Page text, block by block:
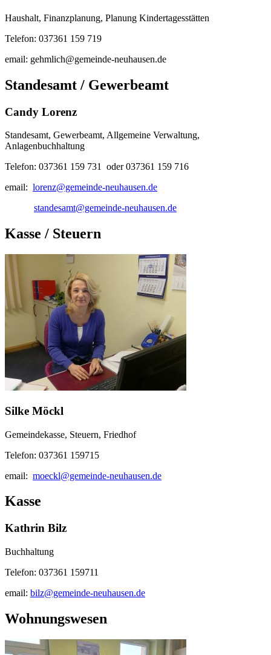
Haushalt, Finanzplanung, Planung Kindertagesstätten
Telefon: 037361 159 719
email: gehmlich@gemeinde-neuhausen.de
Standesamt / Gewerbeamt
Candy Lorenz
Standesamt, Gewerbeamt, Allgemeine Verwaltung,
Anlagenbuchhaltung
Telefon: 037361 159 731 oder 037361 159 716
email: lorenz@gemeinde-neuhausen.de
standesamt@gemeinde-neuhausen.de
Kasse / Steuern
Silke Möckl
Gemeindekasse, Steuern, Friedhof
Telefon: 037361 159715
email: moeckl@gemeinde-neuhausen.de
Kasse
Kathrin Bilz
Buchhaltung
Telefon: 037361 159711
email: bilz@gemeinde-neuhausen.de
Wohnungswesen